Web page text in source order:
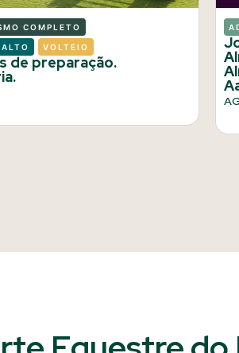
COMPLETO
VOLTEIO
de preparação.